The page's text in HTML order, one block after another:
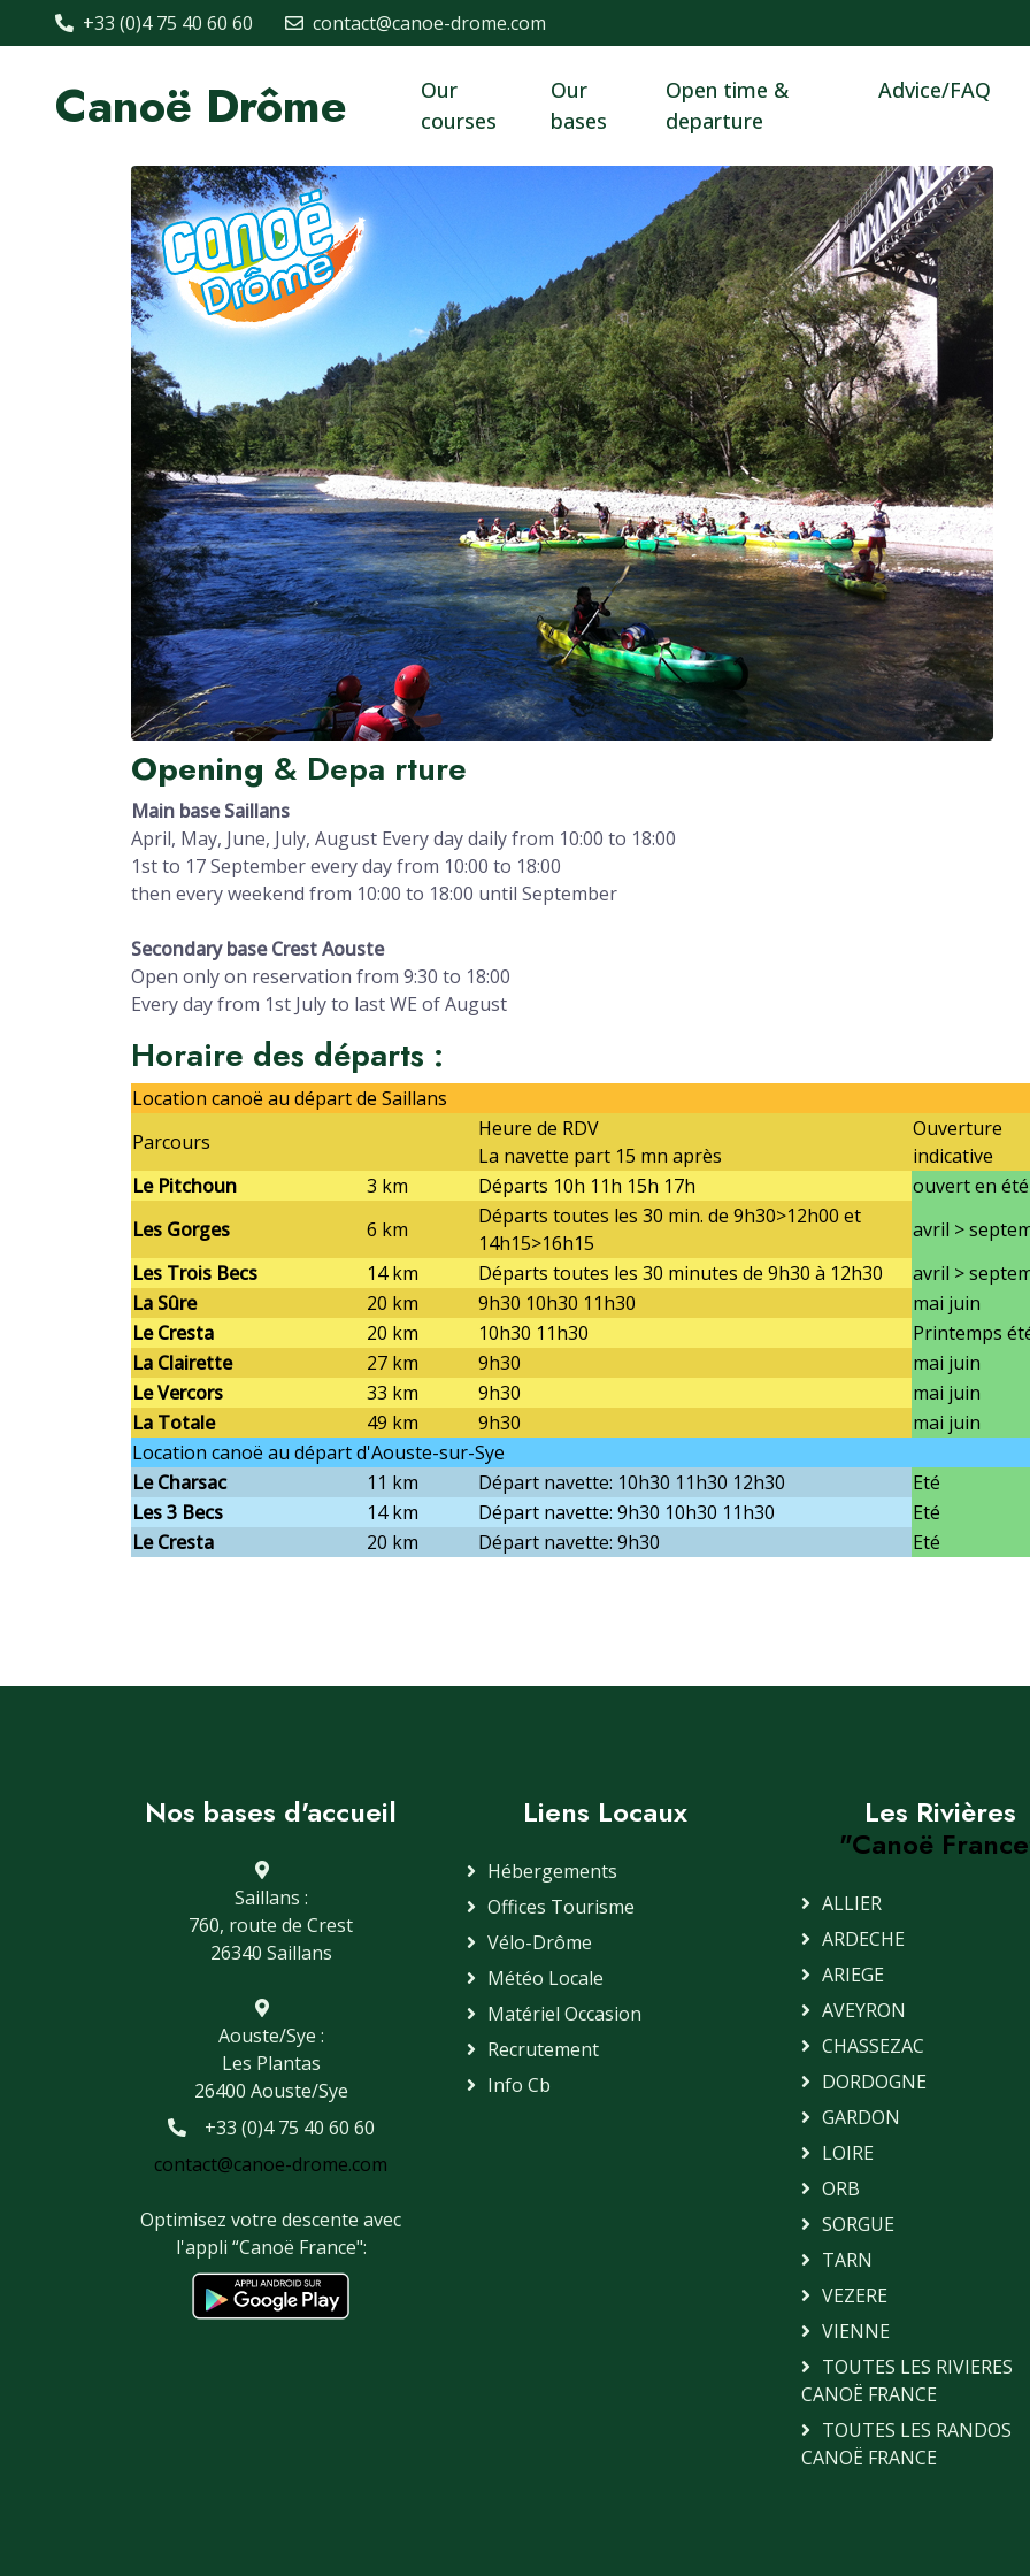
+33 (0)4 75 40 60 60 contact@canoe-drome.com
Canoë Drôme
Our
courses
Our
bases
Open time &
departure
Advice/FAQ
Opening & Depa rture
Main base Saillans
April, May, June, July, August Every day daily from 10:00 to 18:00
1st to 17 September every day from 10:00 to 18:00
then every weekend from 10:00 to 18:00 until September
Secondary base Crest Aouste
Open only on reservation from 9:30 to 18:00
Every day from 1st July to last WE of August
Horaire des départs :
Location canoë au départ de Saillans
Parcours
Heure de RDV
La navette part 15 mn après
Ouverture
indicative
Le Pitchoun
3 km Départs 10h 11h 15h 17h
ouvert en été
Les Gorges
6 km
Départs toutes les 30 min. de 9h30>12h00 et
14h15>16h15
avril >
Les Trois Becs
14 km Départs toutes les 30 minutes de 9h30 à 12h30
avril >
La Sûre
20 km 9h30 10h30 11h30
mai juin
Le Cresta
20 km 10h30 11h30
Printemps
La Clairette
27 km 9h30
mai juin
Le Vercors
33 km 9h30
mai juin
La Totale
49 km 9h30
mai juin
Location canoë au départ d'Aouste-sur-Sye
Le Charsac
11 km Départ navette: 10h30 11h30 12h30
Eté
Les 3 Becs
14 km Départ navette: 9h30 10h30 11h30
Eté
Le Cresta
20 km Départ navette: 9h30 Eté
Nos bases d'accueil
Saillans :
760, route de Crest
26340 Saillans
Aouste/Sye :
Les Plantas
26400 Aouste/Sye
+33 (0)4 75 40 60 60
contact@canoe-drome.com
Optimisez votre descente avec
l'appli “Canoë France":
Liens Locaux
Hébergements
Offices Tourisme
Vélo-Drôme
Météo Locale
Matériel Occasion
Recrutement
Info Cb
Les Rivières
"Canoë
ALLIER
ARDECHE
ARIEGE
AVEYRON
CHASSEZAC
DORDOGNE
GARDON
LOIRE
ORB
SORGUE
TARN
VEZERE
VIENNE
TOUTES LES RIVIERES
CANOË FRANCE
TOUTES LES RANDOS
CANOË FRANCE